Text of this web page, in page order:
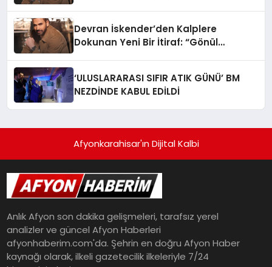
Devran İskender’den Kalplere
Dokunan Yeni Bir İtiraf: “Gönül
‘ULUSLARARASI SIFIR ATIK GÜNÜ’ BM
NEZDİNDE KABUL EDİLDİ
Afyonkarahisar'ın Dijital Kalbi
Anlık Afyon son dakika gelişmeleri, tarafsız yerel
analizler ve güncel Afyon Haberleri
afyonhaberim.com'da. Şehrin en doğru Afyon Haber
kaynağı olarak, ilkeli gazetecilik ilkeleriyle 7/24